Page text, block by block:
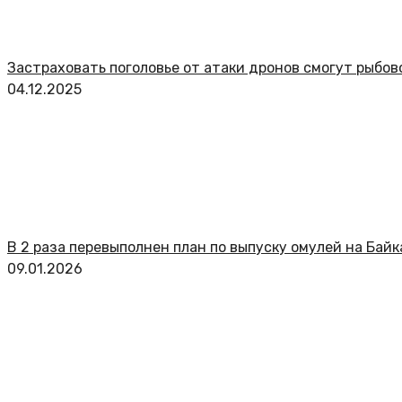
Застраховать поголовье от атаки дронов смогут
04.12.2025
В 2 раза перевыполнен план по выпуску омулей на
09.01.2026